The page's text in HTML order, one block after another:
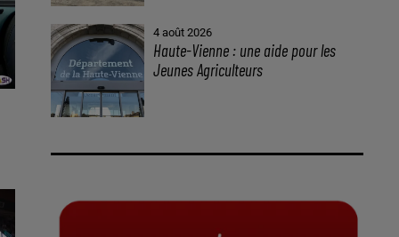
4 août 2026
Haute-Vienne : une aide pour les
Jeunes Agriculteurs